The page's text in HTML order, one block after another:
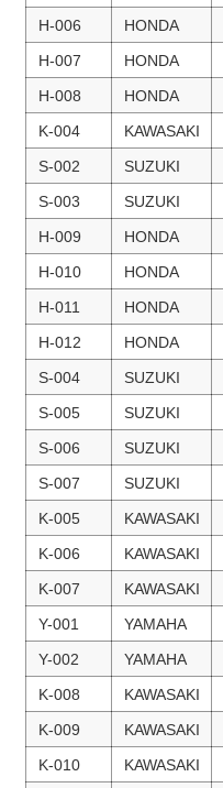
H-006
HONDA
H-007
HONDA
H-008
HONDA
K-004
KAWASAKI
S-002
SUZUKI
S-003
SUZUKI
H-009
HONDA
H-010
HONDA
H-011
HONDA
H-012
HONDA
S-004
SUZUKI
S-005
SUZUKI
S-006
SUZUKI
S-007
SUZUKI
K-005
KAWASAKI
K-006
KAWASAKI
K-007
KAWASAKI
Y-001
YAMAHA
Y-002
YAMAHA
K-008
KAWASAKI
K-009
KAWASAKI
K-010
KAWASAKI